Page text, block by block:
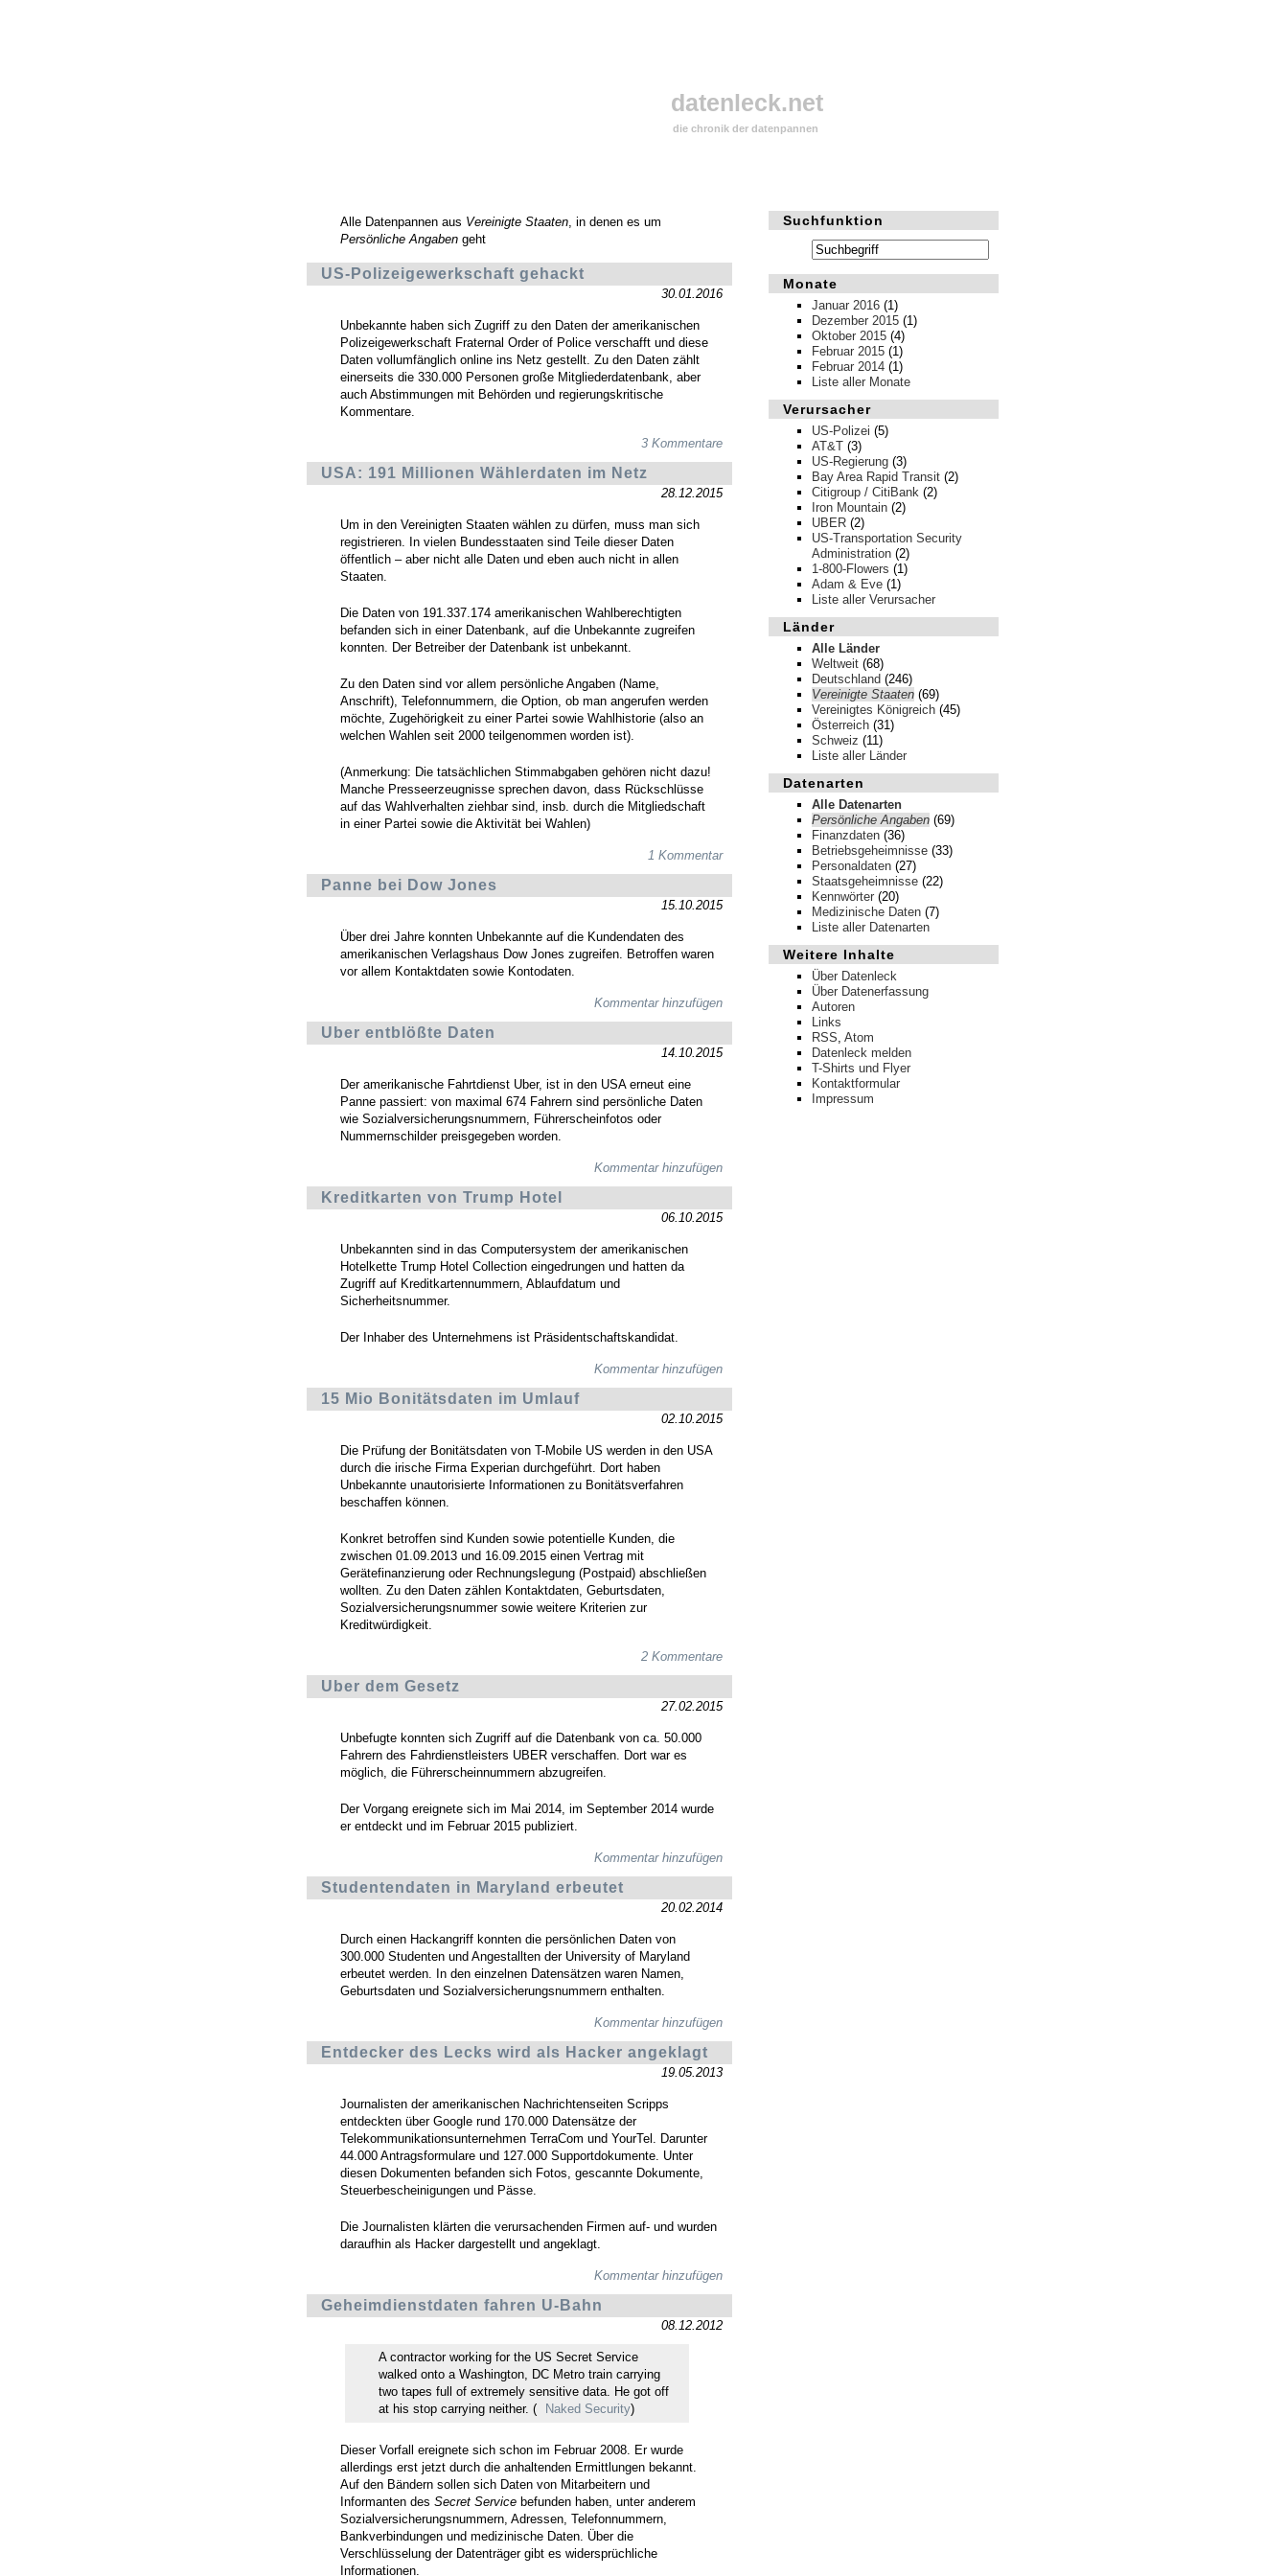
datenleck.net
die chronik der datenpannen
Suchfunktion
Monate
Januar 2016 (1)
Dezember 2015 (1)
Oktober 2015 (4)
Februar 2015 (1)
Februar 2014 (1)
Liste aller Monate
Verursacher
US-Polizei (5)
AT&T (3)
US-Regierung (3)
Bay Area Rapid Transit (2)
Citigroup / CitiBank (2)
Iron Mountain (2)
UBER (2)
US-Transportation Security
Administration (2)
1-800-Flowers (1)
Adam & Eve (1)
Liste aller Verursacher
Länder
Alle Länder
Weltweit (68)
Deutschland (246)
Vereinigte Staaten (69)
Vereinigtes Königreich (45)
Österreich (31)
Schweiz (11)
Liste aller Länder
Datenarten
Alle Datenarten
Persönliche Angaben (69)
Finanzdaten (36)
Betriebsgeheimnisse (33)
Personaldaten (27)
Staatsgeheimnisse (22)
Kennwörter (20)
Medizinische Daten (7)
Liste aller Datenarten
Weitere Inhalte
Über Datenleck
Über Datenerfassung
Autoren
Links
RSS, Atom
Datenleck melden
T-Shirts und Flyer
Kontaktformular
Impressum
Alle Datenpannen aus Vereinigte Staaten, in denen es um
Persönliche Angabengeht
US-Polizeigewerkschaft gehackt
30.01.2016
Unbekannte haben sich Zugriff zu den Daten der amerikanischen
Polizeigewerkschaft Fraternal Order of Police verschafft und diese
Daten vollumfänglich online ins Netz gestellt. Zu den Daten zählt
einerseits die 330.000 Personen große Mitgliederdatenbank, aber
auch Abstimmungen mit Behörden und regierungskritische
Kommentare.
3 Kommentare
USA: 191 Millionen Wählerdaten im Netz
28.12.2015
Um in den Vereinigten Staaten wählen zu dürfen, muss man sich
registrieren. In vielen Bundesstaaten sind Teile dieser Daten
öffentlich – aber nicht alle Daten und eben auch nicht in allen
Staaten.
Die Daten von 191.337.174 amerikanischen Wahlberechtigten
befanden sich in einer Datenbank, auf die Unbekannte zugreifen
konnten. Der Betreiber der Datenbank ist unbekannt.
Zu den Daten sind vor allem persönliche Angaben (Name,
Anschrift), Telefonnummern, die Option, ob man angerufen werden
möchte, Zugehörigkeit zu einer Partei sowie Wahlhistorie (also an
welchen Wahlen seit 2000 teilgenommen worden ist).
(Anmerkung: Die tatsächlichen Stimmabgaben gehören nicht dazu!
Manche Presseerzeugnisse sprechen davon, dass Rückschlüsse
auf das Wahlverhalten ziehbar sind, insb. durch die Mitgliedschaft
in einer Partei sowie die Aktivität bei Wahlen)
1 Kommentar
Panne bei Dow Jones
15.10.2015
Über drei Jahre konnten Unbekannte auf die Kundendaten des
amerikanischen Verlagshaus Dow Jones zugreifen. Betroffen waren
vor allem Kontaktdaten sowie Kontodaten.
Kommentar hinzufügen
Uber entblößte Daten
14.10.2015
Der amerikanische Fahrtdienst Uber, ist in den USA erneut eine
Panne passiert: von maximal 674 Fahrern sind persönliche Daten
wie Sozialversicherungsnummern, Führerscheinfotos oder
Nummernschilder preisgegeben worden.
Kommentar hinzufügen
Kreditkarten von Trump Hotel
06.10.2015
Unbekannten sind in das Computersystem der amerikanischen
Hotelkette Trump Hotel Collection eingedrungen und hatten da
Zugriff auf Kreditkartennummern, Ablaufdatum und
Sicherheitsnummer.
Der Inhaber des Unternehmens ist Präsidentschaftskandidat.
Kommentar hinzufügen
15 Mio Bonitätsdaten im Umlauf
02.10.2015
Die Prüfung der Bonitätsdaten von T-Mobile US werden in den USA
durch die irische Firma Experian durchgeführt. Dort haben
Unbekannte unautorisierte Informationen zu Bonitätsverfahren
beschaffen können.
Konkret betroffen sind Kunden sowie potentielle Kunden, die
zwischen 01.09.2013 und 16.09.2015 einen Vertrag mit
Gerätefinanzierung oder Rechnungslegung (Postpaid) abschließen
wollten. Zu den Daten zählen Kontaktdaten, Geburtsdaten,
Sozialversicherungsnummer sowie weitere Kriterien zur
Kreditwürdigkeit.
2 Kommentare
Uber dem Gesetz
27.02.2015
Unbefugte konnten sich Zugriff auf die Datenbank von ca. 50.000
Fahrern des Fahrdienstleisters UBER verschaffen. Dort war es
möglich, die Führerscheinnummern abzugreifen.
Der Vorgang ereignete sich im Mai 2014, im September 2014 wurde
er entdeckt und im Februar 2015 publiziert.
Kommentar hinzufügen
Studentendaten in Maryland erbeutet
20.02.2014
Durch einen Hackangriff konnten die persönlichen Daten von
300.000 Studenten und Angestallten der University of Maryland
erbeutet werden. In den einzelnen Datensätzen waren Namen,
Geburtsdaten und Sozialversicherungsnummern enthalten.
Kommentar hinzufügen
Entdecker des Lecks wird als Hacker angeklagt
19.05.2013
Journalisten der amerikanischen Nachrichtenseiten Scripps
entdeckten über Google rund 170.000 Datensätze der
Telekommunikationsunternehmen TerraCom und YourTel. Darunter
44.000 Antragsformulare und 127.000 Supportdokumente. Unter
diesen Dokumenten befanden sich Fotos, gescannte Dokumente,
Steuerbescheinigungen und Pässe.
Die Journalisten klärten die verursachenden Firmen auf- und wurden
daraufhin als Hacker dargestellt und angeklagt.
Kommentar hinzufügen
Geheimdienstdaten fahren U-Bahn
08.12.2012
A contractor working for the US Secret Service
walked onto a Washington, DC Metro train carrying
two tapes full of extremely sensitive data. He got off
at his stop carrying neither. (
Naked Security)
Dieser Vorfall ereignete sich schon im Februar 2008. Er wurde
allerdings erst jetzt durch die anhaltenden Ermittlungen bekannt.
Auf den Bändern sollen sich Daten von Mitarbeitern und
Informanten des Secret Servicebefunden haben, unter anderem
Sozialversicherungsnummern, Adressen, Telefonnummern,
Bankverbindungen und medizinische Daten. Über die
Verschlüsselung der Datenträger gibt es widersprüchliche
Informationen.